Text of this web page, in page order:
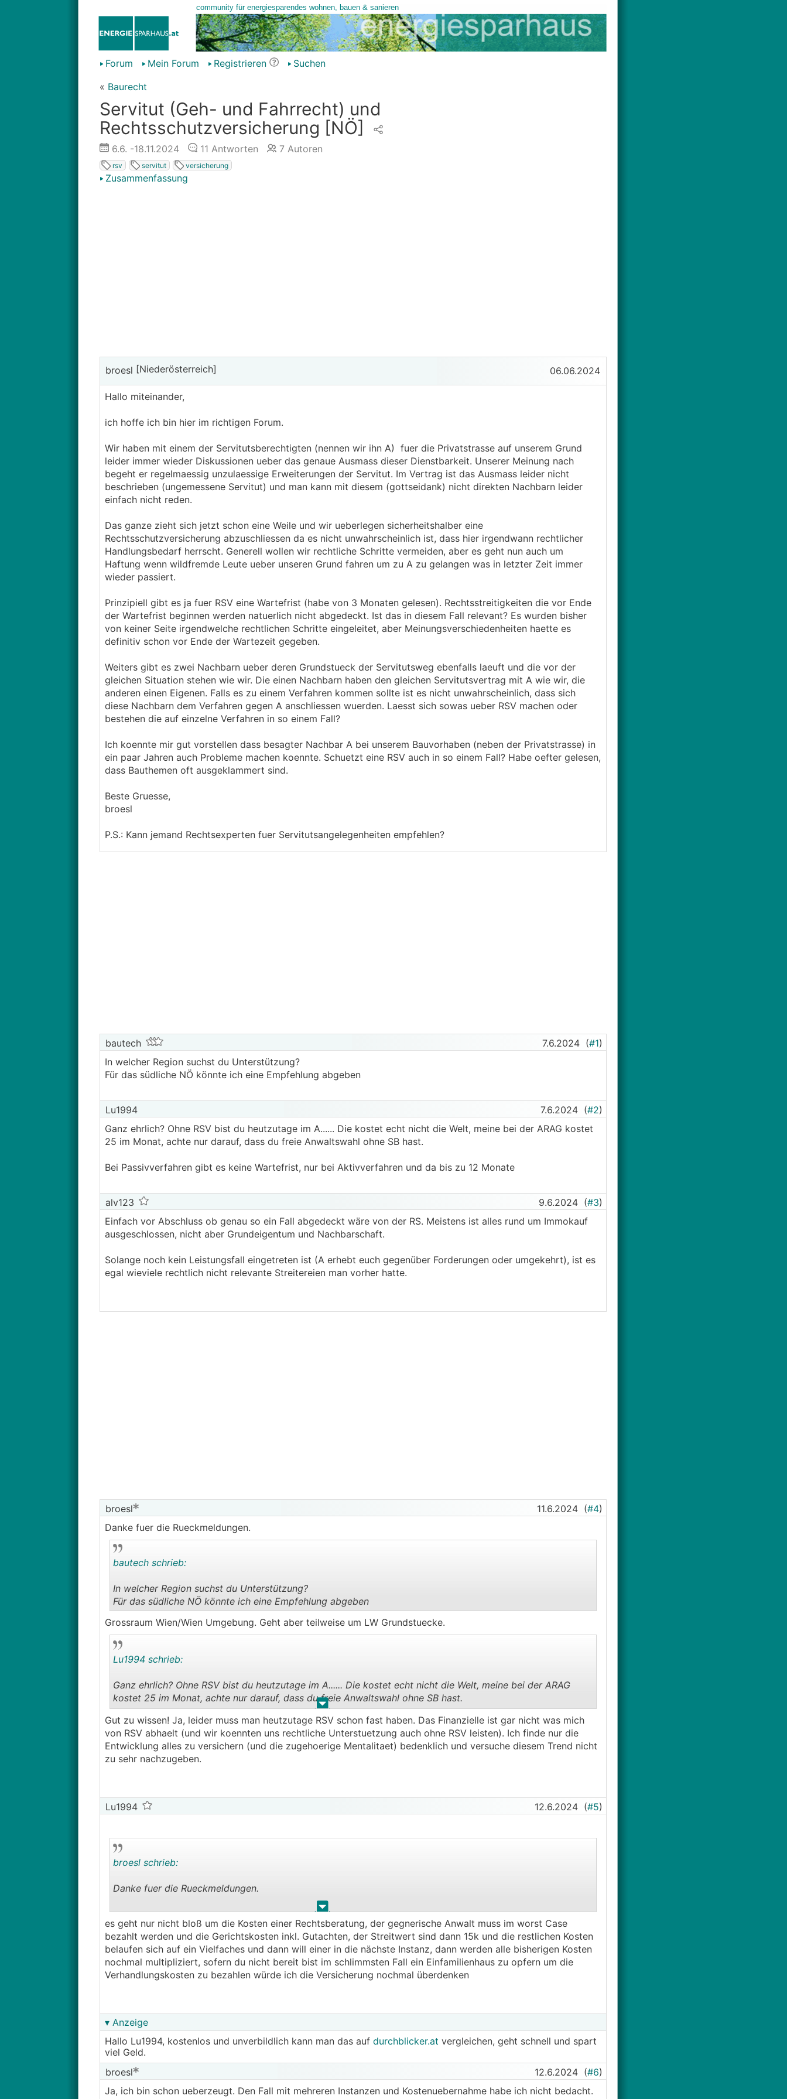
Forum Mein Forum Registrieren
Suchen
« Baurecht
Servitut (Geh- und Fahrrecht) und
Rechtsschutzversicherung [NÖ]
6.6. -18.11.2024 11 Antworten 7Autoren
rsv servitut versicherung
Zusammenfassung
broesl [Niederösterreich] 06.06.2024
Hallo miteinander,
ich hoffe ich bin hier im richtigen Forum.
Wir haben mit einem der Servitutsberechtigten (nennen wir ihn A) fuer die Privatstrasse auf unserem Grund
leider immer wieder Diskussionen ueber das genaue Ausmass dieser Dienstbarkeit. Unserer Meinung nach
begeht er regelmaessig unzulaessige Erweiterungen der Servitut. Im Vertrag ist das Ausmass leider nicht
beschrieben (ungemessene Servitut) und man kann mit diesem (gottseidank) nicht direkten Nachbarn leider
einfach nicht reden.
Das ganze zieht sich jetzt schon eine Weile und wir ueberlegen sicherheitshalber eine
Rechtsschutzversicherung abzuschliessen da es nicht unwahrscheinlich ist, dass hier irgendwann rechtlicher
Handlungsbedarf herrscht. Generell wollen wir rechtliche Schritte vermeiden, aber es geht nun auch um
Haftung wenn wildfremde Leute ueber unseren Grund fahren um zu A zu gelangen was in letzter Zeit immer
wieder passiert.
Prinzipiell gibt es ja fuer RSV eine Wartefrist (habe von 3 Monaten gelesen). Rechtsstreitigkeiten die vor Ende
der Wartefrist beginnen werden natuerlich nicht abgedeckt. Ist das in diesem Fall relevant? Es wurden bisher
von keiner Seite irgendwelche rechtlichen Schritte eingeleitet, aber Meinungsverschiedenheiten haette es
definitiv schon vor Ende der Wartezeit gegeben.
Weiters gibt es zwei Nachbarn ueber deren Grundstueck der Servitutsweg ebenfalls laeuft und die vor der
gleichen Situation stehen wie wir. Die einen Nachbarn haben den gleichen Servitutsvertrag mit A wie wir, die
anderen einen Eigenen. Falls es zu einem Verfahren kommen sollte ist es nicht unwahrscheinlich, dass sich
diese Nachbarn dem Verfahren gegen A anschliessen wuerden. Laesst sich sowas ueber RSV machen oder
bestehen die auf einzelne Verfahren in so einem Fall?
Ich koennte mir gut vorstellen dass besagter Nachbar A bei unserem Bauvorhaben (neben der Privatstrasse) in
ein paar Jahren auch Probleme machen koennte. Schuetzt eine RSV auch in so einem Fall? Habe oefter gelesen,
dass Bauthemen oft ausgeklammert sind.
Beste Gruesse,
broesl
P.S.: Kann jemand Rechtsexperten fuer Servitutsangelegenheiten empfehlen?
bautech 7.6.2024 (#1)
In welcher Region suchst du Unterstützung?
Für das südliche NÖ könnte ich eine Empfehlung abgeben
Lu1994 7.6.2024 (#2)
Ganz ehrlich? Ohne RSV bist du heutzutage im A...... Die kostet echt nicht die Welt, meine bei der ARAG kostet
25 im Monat, achte nur darauf, dass du freie Anwaltswahl ohne SB hast.
Bei Passivverfahren gibt es keine Wartefrist, nur bei Aktivverfahren und da bis zu 12 Monate
alv123 9.6.2024 (#3)
Einfach vor Abschluss ob genau so ein Fall abgedeckt wäre von der RS. Meistens ist alles rund um Immokauf
ausgeschlossen, nicht aber Grundeigentum und Nachbarschaft.
Solange noch kein Leistungsfall eingetreten ist (A erhebt euch gegenüber Forderungen oder umgekehrt), ist es
egal wieviele rechtlich nicht relevante Streitereien man vorher hatte.
broesl 11.6.2024 (#4)
Danke fuer die Rueckmeldungen.
..
bautech schrieb:
In welcher Region suchst du Unterstützung?
Für das südliche NÖ könnte ich eine Empfehlung abgeben
Grossraum Wien/Wien Umgebung. Geht aber teilweise um LW Grundstuecke.
. .
Lu1994 schrieb:
Ganz ehrlich? Ohne RSV bist du heutzutage im A...... Die kostet echt nicht die Welt, meine bei der ARAG
kostet 25 im Monat, achte nur darauf, dass du freie Anwaltswahl ohne SB hast.
Bei Passivverfahren gibt es keine Wartefrist, nur bei Aktivverfahren und da bis zu 12 Monate
Gut zu wissen! Ja, leider muss man heutzutage RSV schon fast haben. Das Finanzielle ist gar nicht was mich
von RSV abhaelt (und wir koennten uns rechtliche Unterstuetzung auch ohne RSV leisten). Ich finde nur die
Entwicklung alles zu versichern (und die zugehoerige Mentalitaet) bedenklich und versuche diesem Trend nicht
zu sehr nachzugeben.
Lu1994 12.6.2024 (#5)
. .
broesl schrieb:
Danke fuer die Rueckmeldungen.
──────..
bautech schrieb:
In welcher Region suchst du Unterstützung?
Für das südliche NÖ könnte ich eine Empfehlung abgeben
───────────────
──────..
Lu1994 schrieb:
Ganz ehrlich? Ohne RSV bist du heutzutage im A...... Die kostet echt nicht die Welt, meine bei der ARAG
kostet 25 im Monat, achte nur darauf, dass du freie Anwaltswahl ohne SB hast.
es geht nur nicht bloß um die Kosten einer Rechtsberatung, der gegnerische Anwalt muss im worst Case
bezahlt werden und die Gerichtskosten inkl. Gutachten, der Streitwert sind dann 15k und die restlichen Kosten
belaufen sich auf ein Vielfaches und dann will einer in die nächste Instanz, dann werden alle bisherigen Kosten
nochmal multipliziert, sofern du nicht bereit bist im schlimmsten Fall ein Einfamilienhaus zu opfern um die
Verhandlungskosten zu bezahlen würde ich die Versicherung nochmal überdenken
▾ Anzeige
Hallo Lu1994, kostenlos und unverbildlich kann man das auf durchblicker.at vergleichen, geht schnell und spart
viel Geld.
broesl
12.6.2024 (#6)
Ja, ich bin schon ueberzeugt. Den Fall mit mehreren Instanzen und Kostenuebernahme habe ich nicht bedacht.